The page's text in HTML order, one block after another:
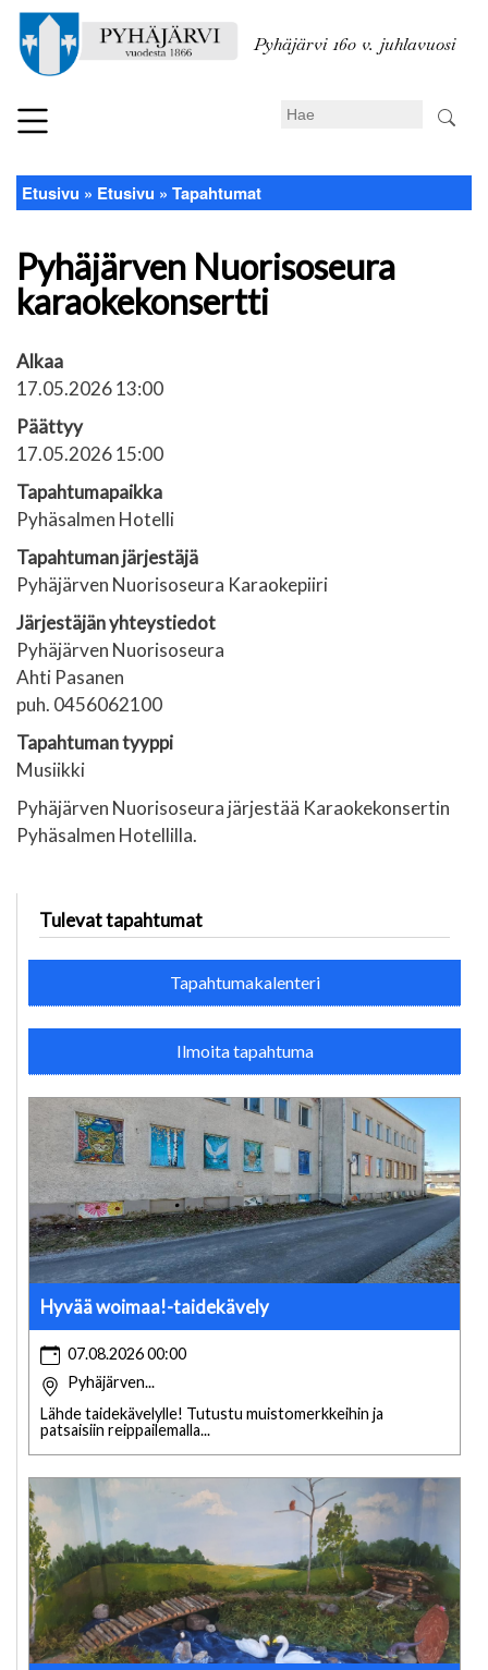
pääsisältöön
Pyhäjärvi 160 v. juhlavuosi
Search
Murupolku
Etusivu Etusivu Tapahtumat
Pyhäjärven Nuorisoseura
karaokekonsertti
Alkaa
17.05.2026 13:00
Päättyy
17.05.2026 15:00
Tapahtumapaikka
Pyhäsalmen Hotelli
Tapahtuman järjestäjä
Pyhäjärven Nuorisoseura Karaokepiiri
Järjestäjän yhteystiedot
Pyhäjärven Nuorisoseura
Ahti Pasanen
puh. 0456062100
Tapahtuman tyyppi
Musiikki
Pyhäjärven Nuorisoseura järjestää Karaokekonsertin
Pyhäsalmen Hotellilla.
Tulevat tapahtumat
Tapahtumakalenteri
Ilmoita tapahtuma
Hyvää woimaa!-taidekävely
07.08.2026 00:00
Pyhäjärven...
Lähde taidekävelylle! Tutustu muistomerkkeihin ja
patsaisiin reippailemalla...